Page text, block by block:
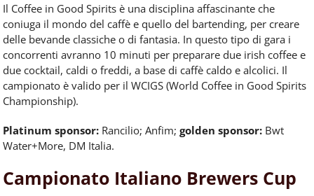
Il Coffee in Good Spirits è una disciplina affascinante che
coniuga il mondo del caffè e quello del bartending, per creare
delle bevande classiche o di fantasia. In questo tipo di gara i
concorrenti avranno 10 minuti per preparare due irish coffee e
due cocktail, caldi o freddi, a base di caffè caldo e alcolici. Il
campionato è valido per il WCIGS (World Coffee in Good Spirits
Championship).
Platinum sponsor: Rancilio; Anfim; golden sponsor: Bwt
Water+More, DM Italia.
Campionato Italiano Brewers Cup